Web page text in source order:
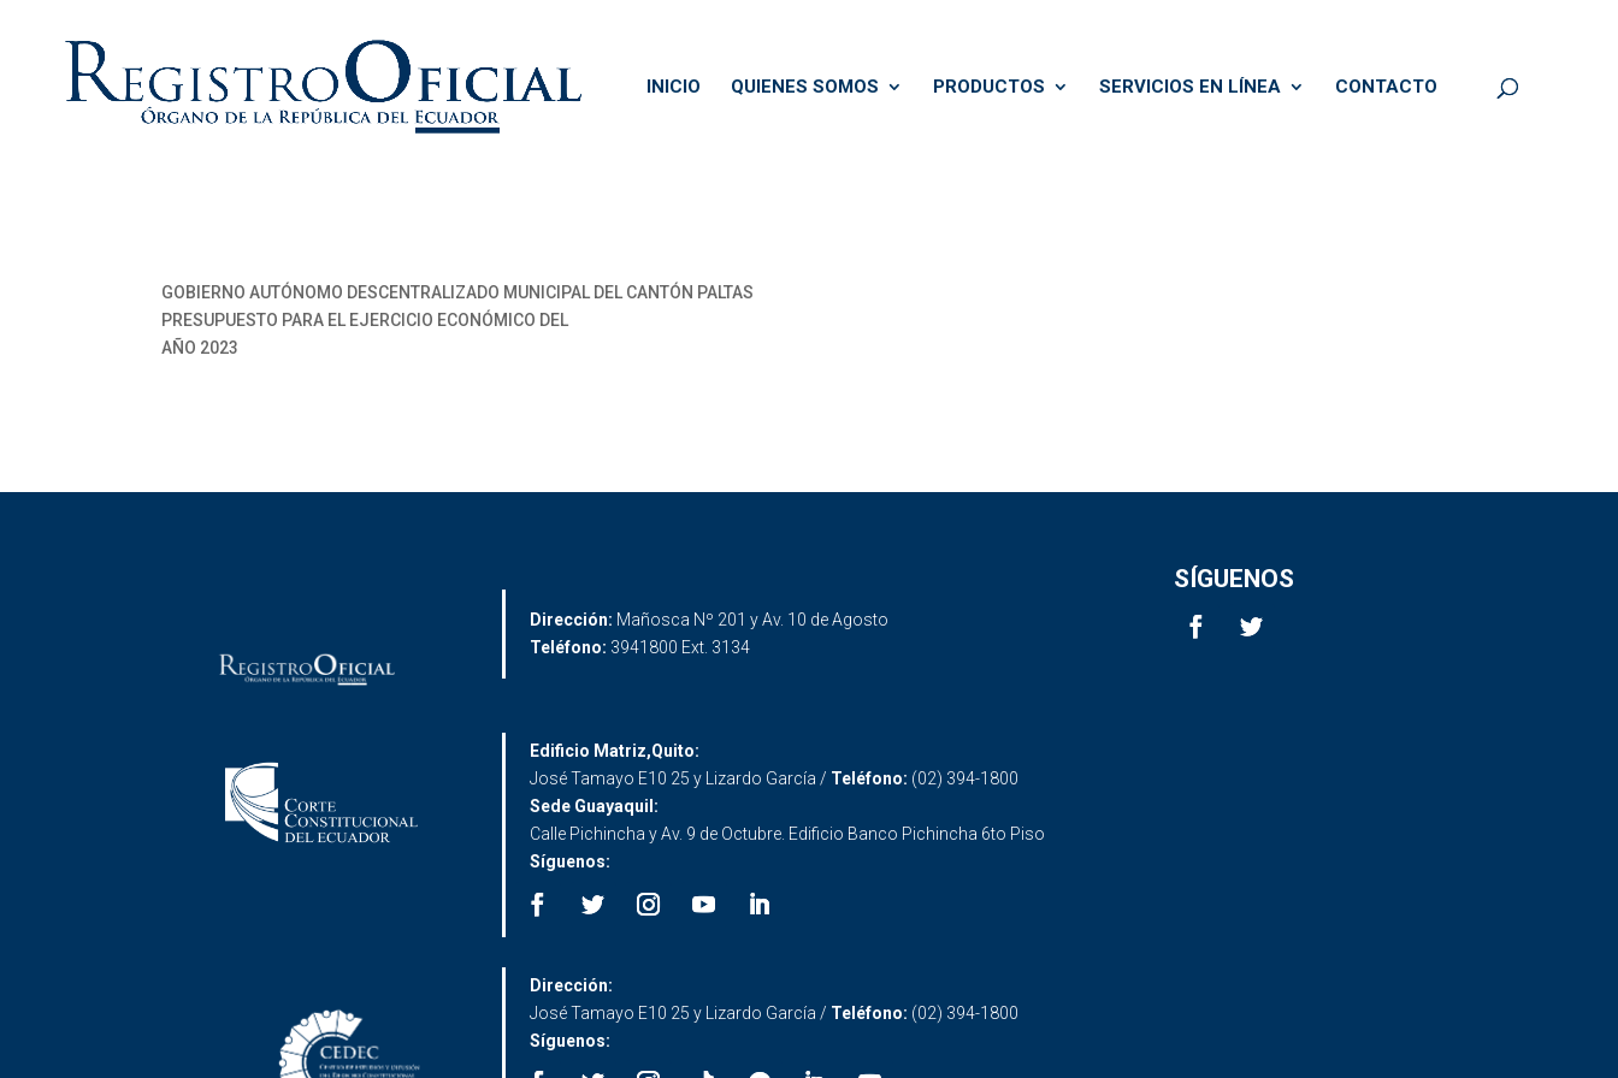
INICIO QUIENES SOMOS PRODUCTOS SERVICIOS EN LÍNEA CONTACTO
GOBIERNO AUTÓNOMO DESCENTRALIZADO MUNICIPAL DEL CANTÓN PALTAS
PRESUPUESTO PARA EL EJERCICIO ECONÓMICO DEL
AÑO 2023
Dirección: Mañosca Nº 201 y Av. 10 de Agosto
Teléfono: 3941800 Ext. 3134
SÍGUENOS
Edificio Matriz,Quito:
José Tamayo E10 25 y Lizardo García / Teléfono: (02) 394-1800
Sede Guayaquil:
Calle Pichincha y Av. 9 de Octubre. Edificio Banco Pichincha 6to Piso
Síguenos:
Dirección:
José Tamayo E10 25 y Lizardo García / Teléfono: (02) 394-1800
Síguenos: